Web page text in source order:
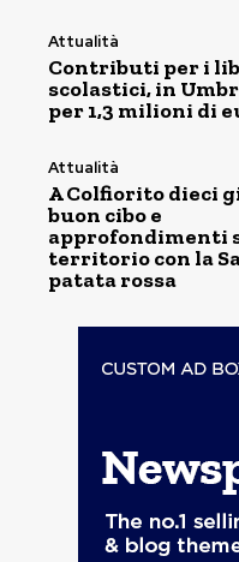
Attualità
Contributi per i
scolastici, in
per 1,3 milioni di
Attualità
A Colfiorito dieci
buon cibo e
approfondimenti
territorio con la
patata rossa